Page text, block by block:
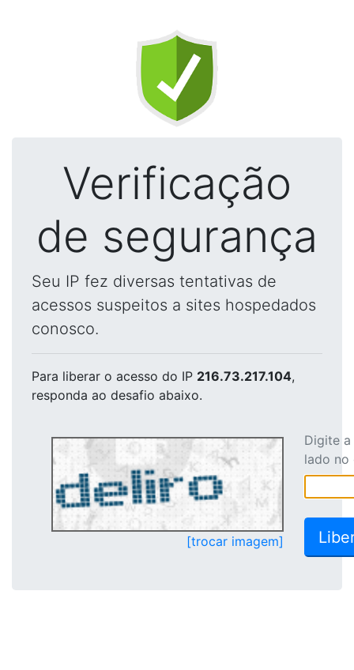
Verificação
de segurança
Seu IP fez diversas tentativas de
acessos suspeitos a sites hospedados
conosco.
Para liberar o acesso do IP 216.73.217.104,
responda ao desafio abaixo.
[trocar imagem]
Digite
lado no